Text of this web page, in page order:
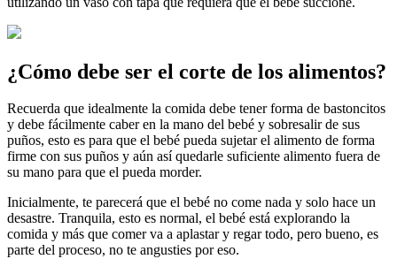
¿Cómo debe ser el corte de los alimentos?
Recuerda que idealmente la comida debe tener forma de bastoncitos
y debe fácilmente caber en la mano del bebé y sobresalir de sus
puños, esto es para que el bebé pueda sujetar el alimento de forma
firme con sus puños y aún así quedarle suficiente alimento fuera de
su mano para que el pueda morder.
Inicialmente, te parecerá que el bebé no come nada y solo hace un
desastre. Tranquila, esto es normal, el bebé está explorando la
comida y más que comer va a aplastar y regar todo, pero bueno, es
parte del proceso, no te angusties por eso.